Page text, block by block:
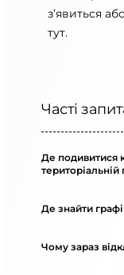
з’явиться
тут.
Часті
Де подивитися
територіальній
Де знайти
Чому зараз